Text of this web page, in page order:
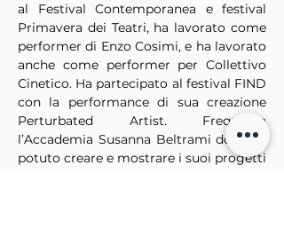
al Festival Contemporanea e festival
Primavera dei Teatri, ha lavorato come
performer di Enzo Cosimi, e ha lavorato
anche come performer per Collettivo
Cinetico. Ha partecipato al festival FIND
con la performance di sua creazione
Perturbated Artist. Frequenta
l’Accademia Susanna Beltrami dove ha
potuto creare e mostrare i suoi progetti